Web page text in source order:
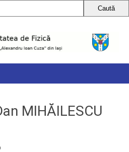
MIHĂILESCU